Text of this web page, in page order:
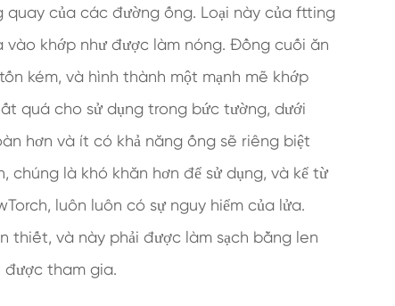
quay của các đường ống. Loại này của ftting
khớp như được làm nóng. Đồng cuối ăn
kém, và hình thành một mạnh mẽ khớp
quá cho sử dụng trong bức tường, dưới
hơn và ít có khả năng ống sẽ riêng biệt
chúng là khó khăn hơn để sử dụng, và kể từ
luôn luôn có sự nguy hiểm của lửa.
thiết, và này phải được làm sạch bằng len
được tham gia.